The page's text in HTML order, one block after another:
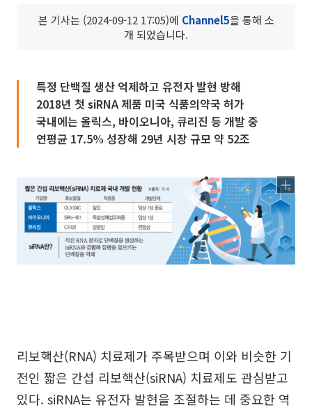
본 기사는 (2024-09-12 17:05)에 Channel5을 통해 소
개 되었습니다.
특정 단백질 생산 억제하고 유전자 발현 방해
2018년 첫 siRNA 제품 미국 식품의약국 허가
국내에는 올릭스, 바이오니아, 큐리진 등 개발 중
연평균 17.5% 성장해 29년 시장 규모 약 52조
리보핵산(RNA) 치료제가 주목받으며 이와 비슷한 기
전인 짧은 간섭 리보핵산(siRNA) 치료제도 관심받고
있다. siRNA는 유전자 발현을 조절하는 데 중요한 역